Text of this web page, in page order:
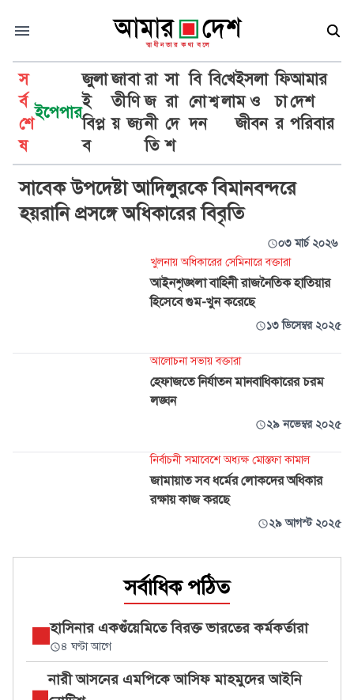
স
র্ব
শে
ষ
ইপেপার
জুলা
ই
বিপ্ল
ব
জা
তী
য়
বা
ণি
জ্য
রা
জ
নী
তি
সা
রা
দে
শ
বি
নো
দন
বি
শ্ব
খে
লা
ইসলা
ম ও
জীবন
ফি
চা
র
আমার
দেশ
পরিবার
অধিকার
সাবেক উপদেষ্টা আদিলুরকে বিমানবন্দরে
হয়রানি প্রসঙ্গে অধিকারের বিবৃতি
০৩ মার্চ ২০২৬
খুলনায় অধিকারের সেমিনারে বক্তারা
আইনশৃঙ্খলা বাহিনী রাজনৈতিক হাতিয়ার
হিসেবে গুম-খুন করেছে
১৩ ডিসেম্বর ২০২৫
আলোচনা সভায় বক্তারা
হেফাজতে নির্যাতন মানবাধিকারের চরম
লঙ্ঘন
২৯ নভেম্বর ২০২৫
নির্বাচনী সমাবেশে অধ্যক্ষ মোস্তফা কামাল
জামায়াত সব ধর্মের লোকদের অধিকার
রক্ষায় কাজ করছে
২৯ আগস্ট ২০২৫
সর্বাধিক পঠিত
হাসিনার একগুঁয়েমিতে বিরক্ত ভারতের কর্মকর্তারা
৪ ঘণ্টা আগে
নারী আসনের এমপিকে আসিফ মাহমুদের আইনি